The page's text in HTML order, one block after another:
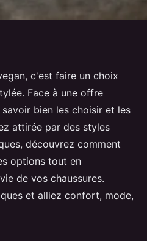
vegan :
les entretenir
de lecture
c'est faire un choix
Face à une offre
bien les choisir et les
attirée par des styles
découvrez comment
options tout en
de vos chaussures.
et alliez confort, mode,